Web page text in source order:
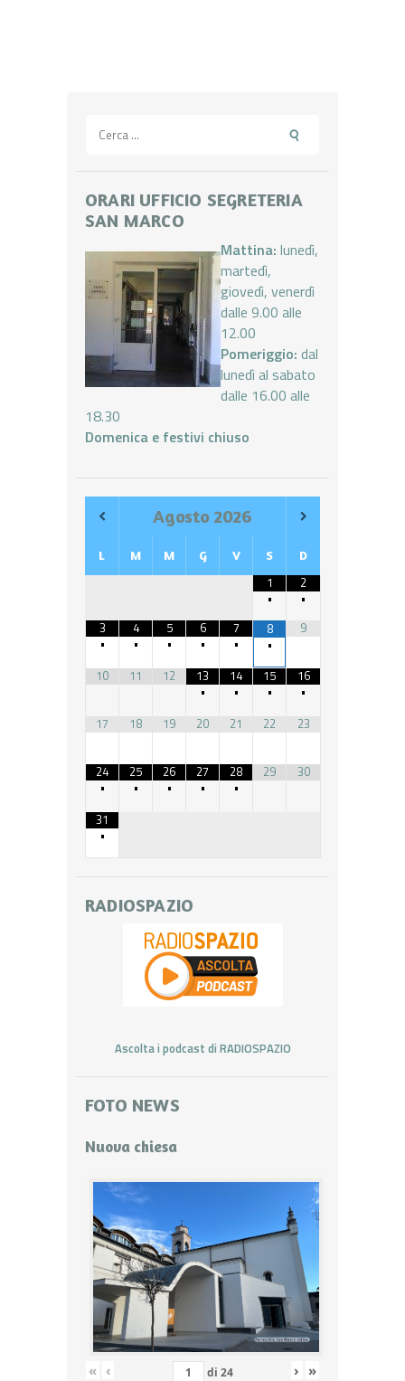
per:
ORARI UFFICIO SEGRETERIA
SAN MARCO
Mattina: lunedì,
martedì,
giovedì, venerdì
dalle 9.00 alle
12.00
Pomeriggio: dal
lunedì al sabato
dalle 16.00 alle
18.30
Domenica e festivi chiuso
Agosto 2026
L M M G V S D
1
•
2
•
3
•
4
•
5
•
6
•
7
•
8
•
9
10 11 12
13
•
14
•
15
•
16
•
17
18 19 20 21 22 23
24
•
25
•
26
•
27
•
28
•
29 30
31
•
RADIOSPAZIO
Ascolta i podcast di RADIOSPAZIO
FOTO NEWS
Nuova chiesa
« ‹ di 24 › »